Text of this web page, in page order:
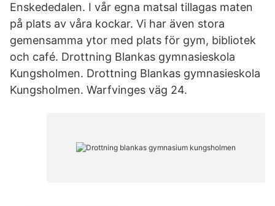
Enskededalen. I vår egna matsal tillagas maten
på plats av våra kockar. Vi har även stora
gemensamma ytor med plats för gym, bibliotek
och café. Drottning Blankas gymnasieskola
Kungsholmen. Drottning Blankas gymnasieskola
Kungsholmen. Warfvinges väg 24.